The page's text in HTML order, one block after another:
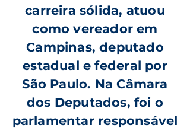
carreira sólida, atuou
como vereador em
Campinas, deputado
estadual e federal por
São Paulo. Na Câmara
dos Deputados, foi o
parlamentar responsável